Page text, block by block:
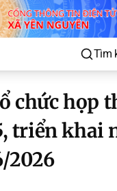
Tìm
chức họp
triển khai
2026